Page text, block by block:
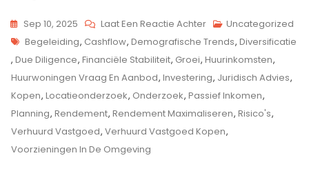
Sep 10, 2025 Laat Een Reactie AchterOp
Investeren
In
Verhuurd
Vastgoed:
Een
Slimme
Uncategorized
Tags
Begeleiding, Cashflow, Demografische Trends, Diversificatie
, Due Diligence, Financiële Stabiliteit, Groei, Huurinkomsten,
Huurwoningen Vraag En Aanbod, Investering, Juridisch Advies,
Kopen, Locatieonderzoek, Onderzoek, Passief Inkomen,
Planning, Rendement, Rendement Maximaliseren, Risico's,
Verhuurd Vastgoed, Verhuurd Vastgoed Kopen,
Voorzieningen In De Omgeving